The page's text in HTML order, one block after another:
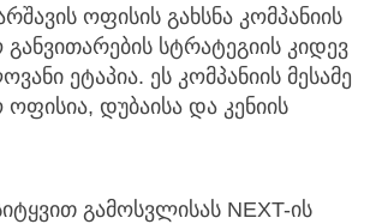
ოფისის გახსნა კომპანიის
სტრატეგიის კიდევ
ეტაპია. ეს კომპანიის მესამე
დუბაისა და კენიის
გამოსვლისას NEXT-ის